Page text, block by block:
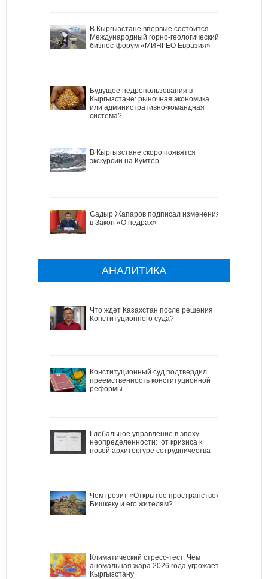
В Кыргызстане впервые состоится
Международный горно-геологический
бизнес-форум «МИНГЕО Евразия»
Будущее недропользования в
Кыргызстане: рыночная экономика
или административно-командная
система?
В Кыргызстане скоро появятся
экскурсии на Кумтор
Садыр Жапаров подписал изменения
в Закон «О недрах»
АНАЛИТИКА
Что ждет Казахстан после решения
Конституционного суда?
Конституционный суд подтвердил
преемственность конституционной
реформы
Глобальное управление в эпоху
неопределенности: от кризиса к
новой архитектуре сотрудничества
Чем грозит «Открытое пространство»
Бишкеку и его жителям?
Климатический стресс-тест. Чем
аномальная жара 2026 года угрожает
Кыргызстану